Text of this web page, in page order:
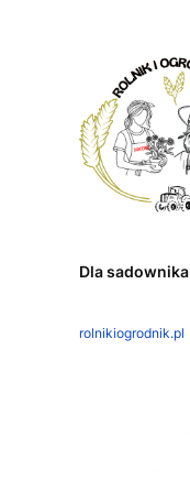
Dla sadownika
rolnikiogrodnik.pl